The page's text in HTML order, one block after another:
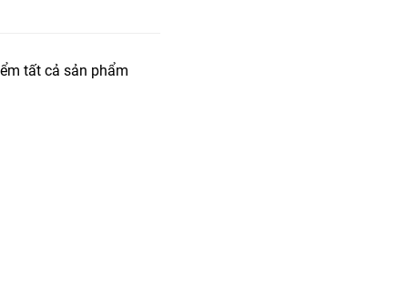
tất cả sản phẩm